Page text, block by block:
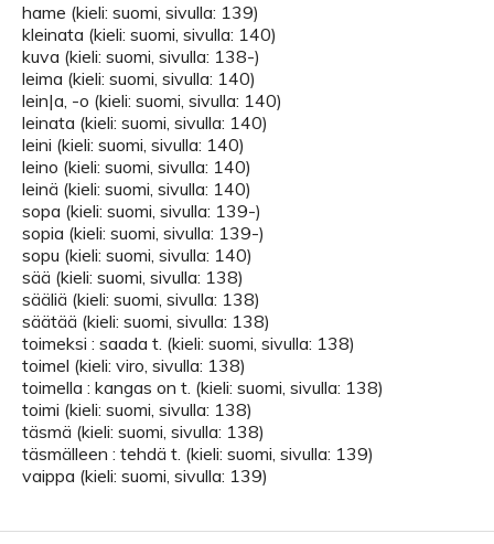
hame (kieli: suomi, sivulla: 139)
kleinata (kieli: suomi, sivulla: 140)
kuva (kieli: suomi, sivulla: 138-)
leima (kieli: suomi, sivulla: 140)
lein|a, -o (kieli: suomi, sivulla: 140)
leinata (kieli: suomi, sivulla: 140)
leini (kieli: suomi, sivulla: 140)
leino (kieli: suomi, sivulla: 140)
leinä (kieli: suomi, sivulla: 140)
sopa (kieli: suomi, sivulla: 139-)
sopia (kieli: suomi, sivulla: 139-)
sopu (kieli: suomi, sivulla: 140)
sää (kieli: suomi, sivulla: 138)
sääliä (kieli: suomi, sivulla: 138)
säätää (kieli: suomi, sivulla: 138)
toimeksi : saada t. (kieli: suomi, sivulla: 138)
toimel (kieli: viro, sivulla: 138)
toimella : kangas on t. (kieli: suomi, sivulla: 138)
toimi (kieli: suomi, sivulla: 138)
täsmä (kieli: suomi, sivulla: 138)
täsmälleen : tehdä t. (kieli: suomi, sivulla: 139)
vaippa (kieli: suomi, sivulla: 139)